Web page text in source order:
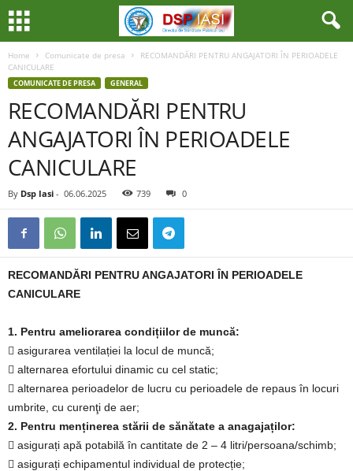
Home Comunicate de presa
RECOMANDĂRI PENTRU ANGAJATORI ÎN PERIOADELE
CANICULARE
COMUNICATE DE PRESA GENERAL
RECOMANDĂRI PENTRU
ANGAJATORI ÎN PERIOADELE
CANICULARE
By Dsp Iasi - 06.06.2025 739 0
RECOMANDĂRI PENTRU ANGAJATORI ÎN PERIOADELE
CANICULARE
1. Pentru ameliorarea condițiilor de muncă:
 asigurarea ventilației la locul de muncă;
 alternarea efortului dinamic cu cel static;
 alternarea perioadelor de lucru cu perioadele de repaus în locuri
umbrite, cu curenţi de aer;
2. Pentru menținerea stării de sănătate a anagajaților:
 asigurați apă potabilă în cantitate de 2 – 4 litri/persoana/schimb;
 asigurați echipamentul individual de protecție;